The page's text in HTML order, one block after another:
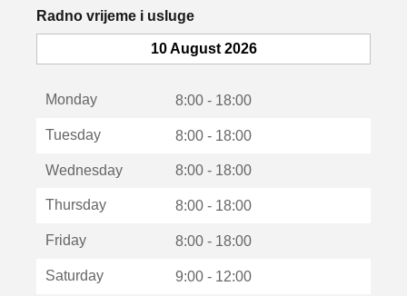
k
o
u
Radno vrijeme i usluge
10 August 2026
Monday 8:00 - 18:00
Tuesday 8:00 - 18:00
Wednesday 8:00 - 18:00
Thursday 8:00 - 18:00
Friday 8:00 - 18:00
Saturday 9:00 - 12:00